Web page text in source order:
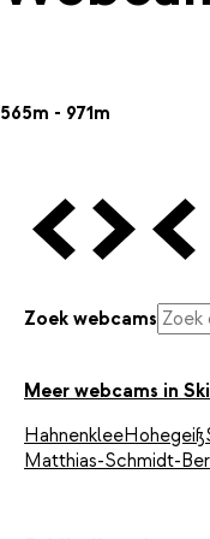
565m - 971m
Vorige Webcam
Volgende
Zoek webcams
Meer webcams in
HahnenkleeHohegeiß
Matthias-Schmidt-